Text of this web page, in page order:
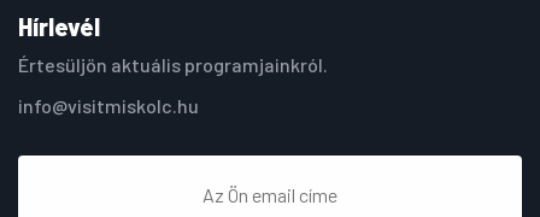
Hírlevél
Értesüljön aktuális programjainkról.
info@visitmiskolc.hu